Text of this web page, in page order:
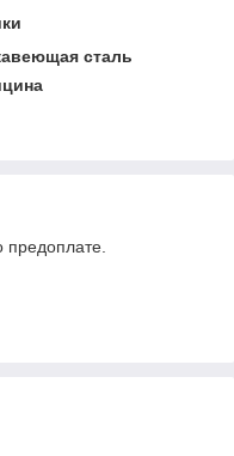
сталь
предоплате.